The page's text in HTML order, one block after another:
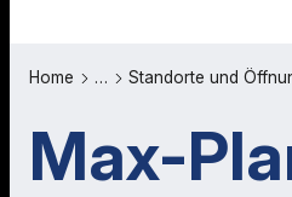
Home … Standorte und
Max-